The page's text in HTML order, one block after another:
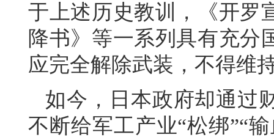
于上述历史教训，《开罗
降书》等一系列具有充分
应完全解除武装，不得维
如今，日本政府却通过
不断给军工产业“松绑”“